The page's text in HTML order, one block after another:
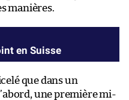
manières.
en Suisse
que dans un
une première mi-